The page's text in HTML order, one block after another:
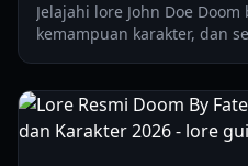
Jelajahi lore John Doe
kemampuan karakter, dan